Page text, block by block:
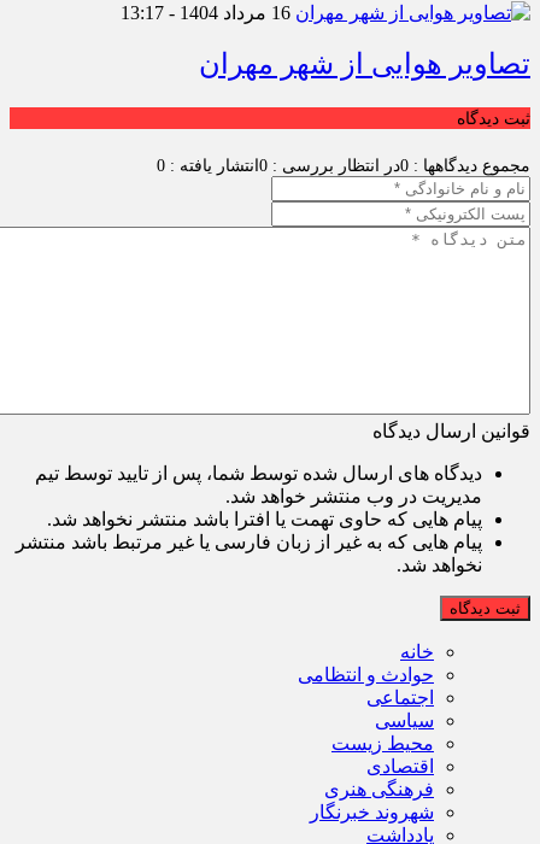
16 مرداد 1404 - 13:17
تصاویر هوایی از شهر مهران
ثبت دیدگاه
مجموع دیدگاهها : 0 در انتظار بررسی : 0 انتشار یافته : 0
قوانین ارسال دیدگاه
دیدگاه های ارسال شده توسط شما، پس از تایید توسط تیم
مدیریت در وب منتشر خواهد شد.
پیام هایی که حاوی تهمت یا افترا باشد منتشر نخواهد شد.
پیام هایی که به غیر از زبان فارسی یا غیر مرتبط باشد منتشر
نخواهد شد.
ثبت دیدگاه
خانه
حوادث و انتظامی
اجتماعی
سیاسی
محیط زیست
اقتصادی
فرهنگی هنری
شهروند خبرنگار
یادداشت